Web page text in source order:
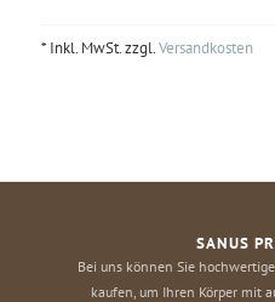
* Inkl. MwSt. zzgl.Versandkosten
SANUS
Bei uns können Sie
kaufen, um Ihren Körper mit